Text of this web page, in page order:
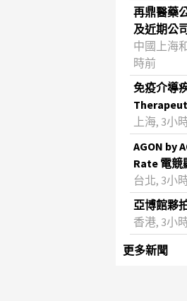
再鼎醫藥
及近期公
中國上海
時前
免疫介導
上海, 3小
AGON by
Rate 電競
台北, 3小
亞博館夥
香港, 3小
更多新聞